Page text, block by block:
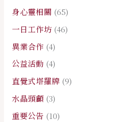
身心靈相關 (65)
一日工作坊(46)
異業合作 (4)
公益活動 (4)
直覺式塔羅牌 (9)
水晶頭顱(3)
重要公告 (10)